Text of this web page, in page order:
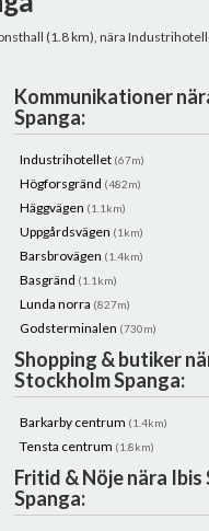
(1.8 km), nära
Kommunikationer
Spanga:
Industrihotellet (67m)
Högforsgränd (482m)
Häggvägen (1.1km)
Uppgårdsvägen (1km)
Barsbrovägen (1.4km)
Basgränd (1.1km)
Lunda norra (827m)
Godsterminalen (730m)
Shopping & butiker
Stockholm Spanga:
Barkarby centrum (1.4km)
Tensta centrum (1.8km)
Fritid & Nöje nära
Spanga: